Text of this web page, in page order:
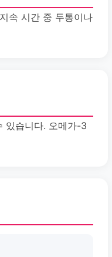
속 시간 중 두통이나
있습니다. 오메가-3